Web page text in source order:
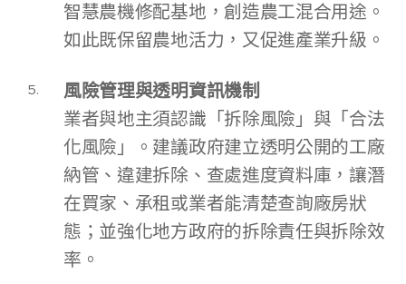
智慧農機修配基地，創造農工混合用途。
如此既保留農地活力，又促進產業升級。
風險管理與透明資訊機制
業者與地主須認識「拆除風險」與「合法
化風險」。建議政府建立透明公開的工廠
納管、違建拆除、查處進度資料庫，讓潛
在買家、承租或業者能清楚查詢廠房狀
態；並強化地方政府的拆除責任與拆除效
率。